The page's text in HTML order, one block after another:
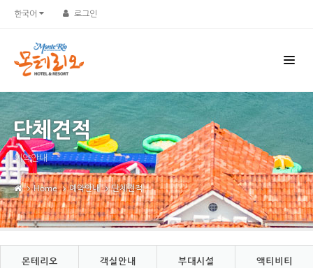
한국어 로그인
단체견적
예약안내
Home 예약안내 단체견적
몬테리오 객실안내 부대시설 액티비티
Sketchbook5, 스케치북5